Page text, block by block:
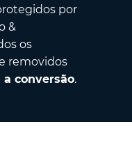
por
&
os
removidos
a conversão.